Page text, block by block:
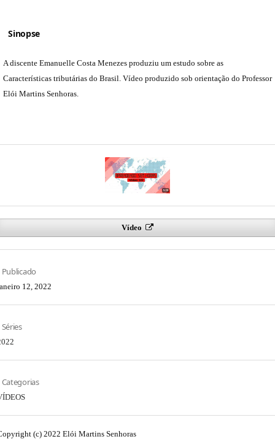
Sinopse
A discente Emanuelle Costa Menezes produziu um estudo sobre as
Características tributárias do Brasil. Vídeo produzido sob orientação do Professor
Elói Martins Senhoras.
Vídeo
Publicado
12, 2022
Séries
Categorias
(c) 2022 Elói Martins Senhoras